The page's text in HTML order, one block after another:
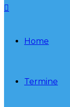
Home
Termine